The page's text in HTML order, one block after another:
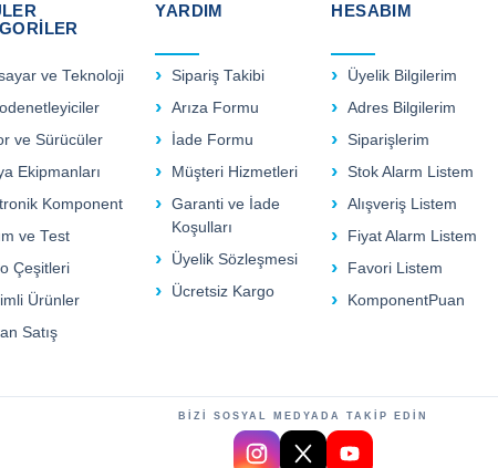
ve Teknoloji
ve Sürücüler
Ekipmanları
Komponent
ve Test
Çeşitleri
Ürünler
Satış
YARDIM
Sipariş Takibi
Arıza Formu
İade Formu
Müşteri Hizmetleri
Garanti ve İade
Koşulları
Üyelik Sözleşmesi
Ücretsiz Kargo
HESABIM
Üyelik Bilgilerim
Adres Bilgilerim
Siparişlerim
Stok Alarm Listem
Alışveriş Listem
Fiyat Alarm Listem
Favori Listem
KomponentPuan
BİZİ SOSYAL MEDYADA TAKİP EDİN